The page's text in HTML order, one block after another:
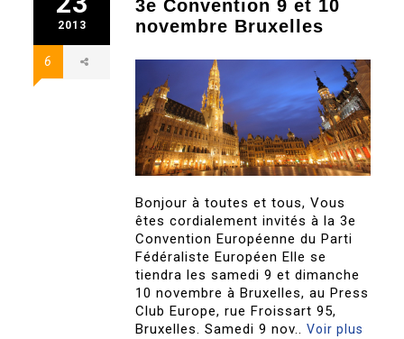
2013
6
3e Convention 9 et 10
novembre Bruxelles
Bonjour à toutes et tous, Vous
êtes cordialement invités à la 3e
Convention Européenne du Parti
Fédéraliste Européen Elle se
tiendra les samedi 9 et dimanche
10 novembre à Bruxelles, au Press
Club Europe, rue Froissart 95,
Bruxelles. Samedi 9 nov..Voir plus